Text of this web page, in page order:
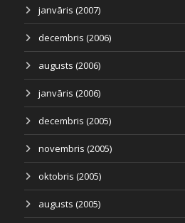
janvāris (2007)
decembris (2006)
augusts (2006)
janvāris (2006)
decembris (2005)
novembris (2005)
oktobris (2005)
augusts (2005)